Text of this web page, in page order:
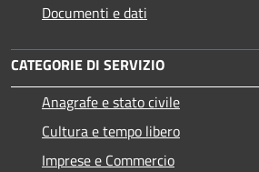
Documenti e dati
CATEGORIE DI SERVIZIO
Anagrafe e stato civile
Cultura e tempo libero
Imprese e Commercio